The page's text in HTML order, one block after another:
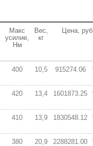
Макс
усилие,
Нм
Вес,
кг
Цена, руб
400 10,5 915274.06
420 13,4 1601873.25
410 13,9 1830548.12
380 20,9 2288281.00